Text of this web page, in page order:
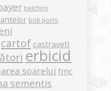
belchim
boli pomi
cartof castraveti
erbicid
soarelui fmc
sementis